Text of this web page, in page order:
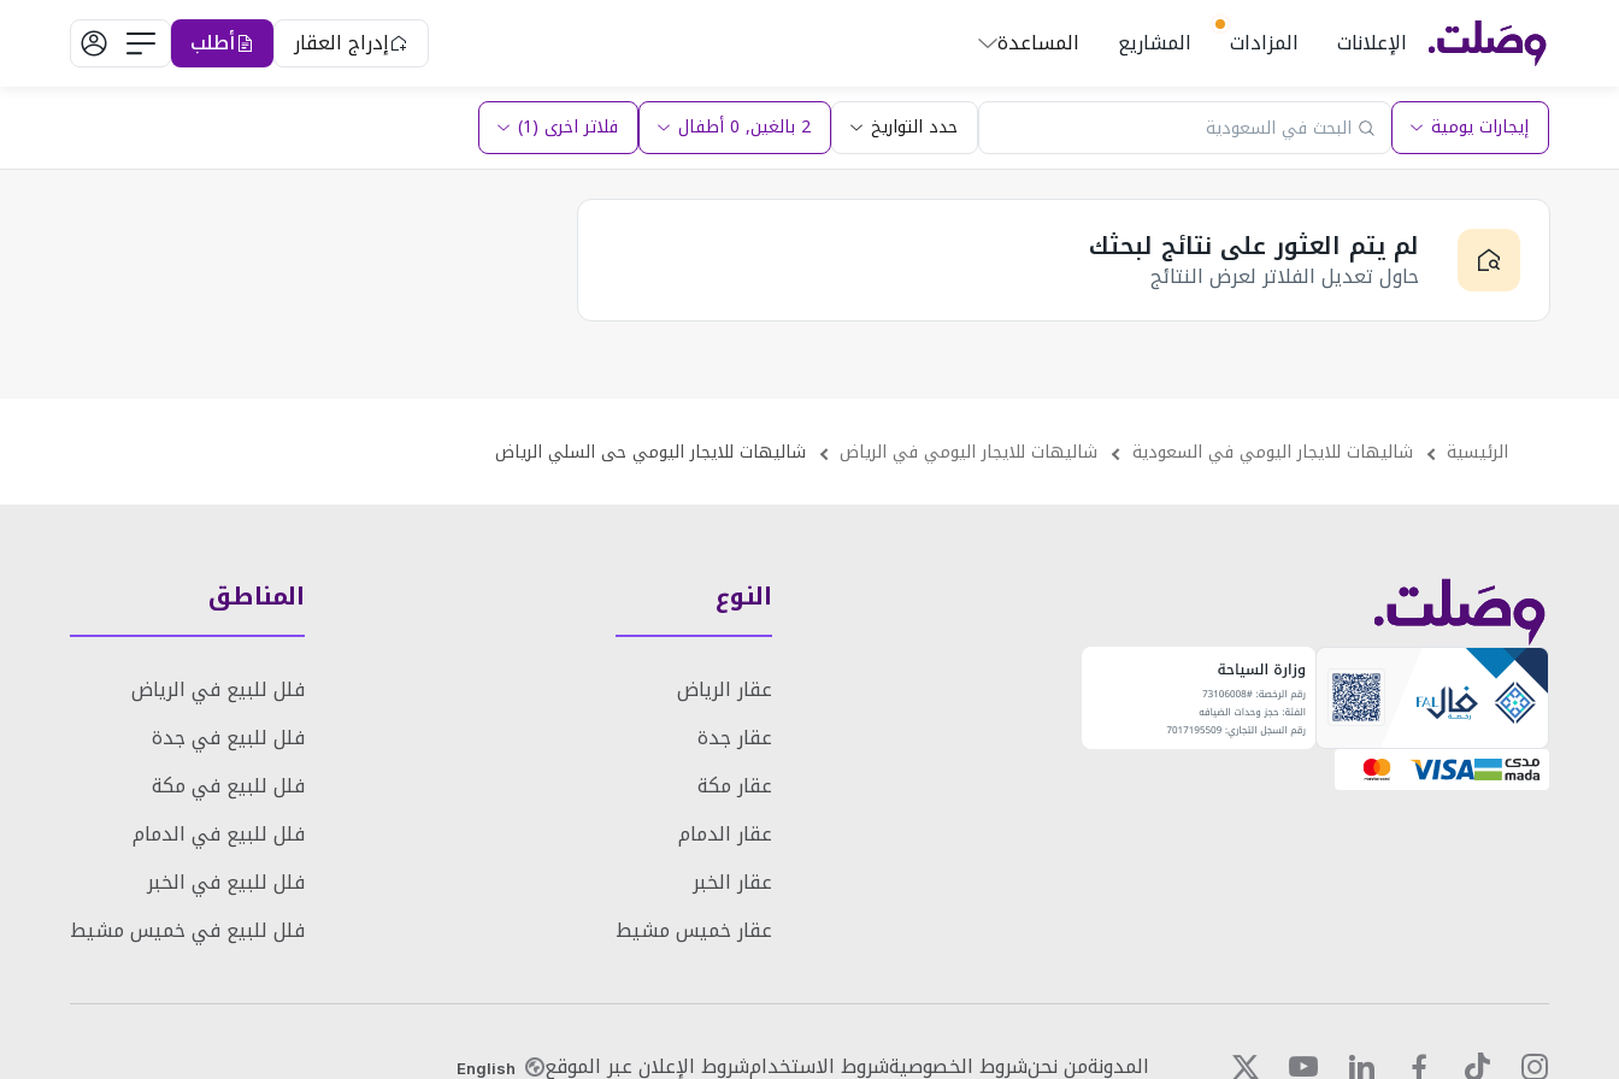
الإعلانات المزادات المشاريع المساعدة إدراج العقار أطلب
إيجارات يومية حدد التواريخ 2 بالغين ,
0أطفال فلاتر اخرى (1)
لم يتم العثور على نتائج لبحثك
حاول تعديل الفلاتر لعرض النتائج
الرئيسية شاليهات للايجار اليومي في السعودية شاليهات للايجار اليومي في الرياض شاليهات للايجار اليومي حى السلي الرياض
النوع
عقار الرياض
عقار جدة
عقار مكة
عقار الدمام
عقار الخبر
عقار خميس مشيط
المناطق
فلل للبيع في الرياض
فلل للبيع في جدة
فلل للبيع في مكة
فلل للبيع في الدمام
فلل للبيع في الخبر
فلل للبيع في خميس مشيط
المدونةمن نحنشروط الخصوصيةشروط الاستخدامشروط الإعلان عبر الموقع English